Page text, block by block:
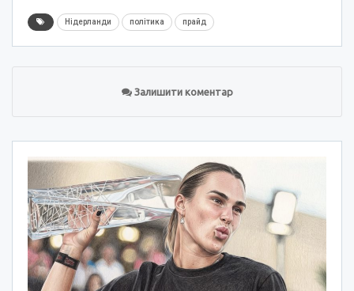
Нідерланди політика прайд
Залишити коментар